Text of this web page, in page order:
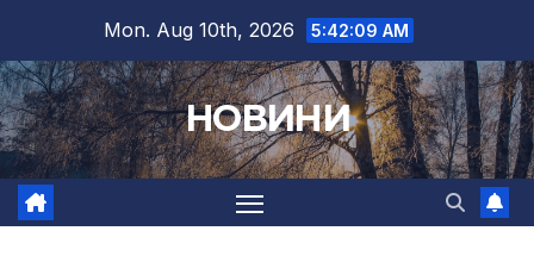
content
Mon. Aug 10th, 2026 5:42:11 AM
НОВИНИ